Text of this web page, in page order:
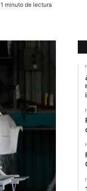
1 minuto de lectura